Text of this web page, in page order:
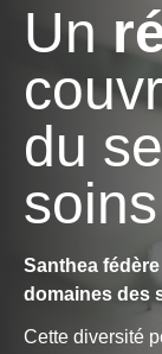
Un
du
soins
Santhea
domaines des
Cette diversité